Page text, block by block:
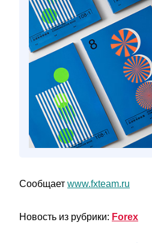
Сообщает www.fxteam.ru
Новость из рубрики: Forex